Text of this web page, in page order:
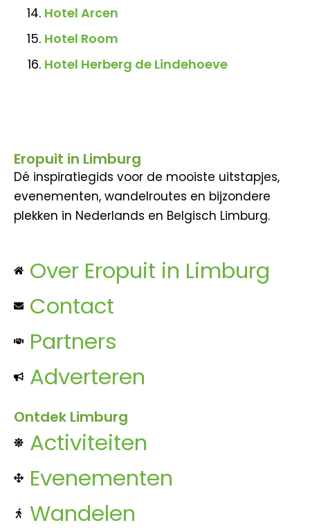
Hotel Arcen
Hotel Room
Hotel Herberg de Lindehoeve
Eropuit in Limburg
Dé inspiratiegids voor de mooiste uitstapjes,
evenementen, wandelroutes en bijzondere
plekken in Nederlands en Belgisch Limburg.
Over Eropuit in Limburg
Contact
Partners
Adverteren
Ontdek Limburg
Activiteiten
Evenementen
Wandelen